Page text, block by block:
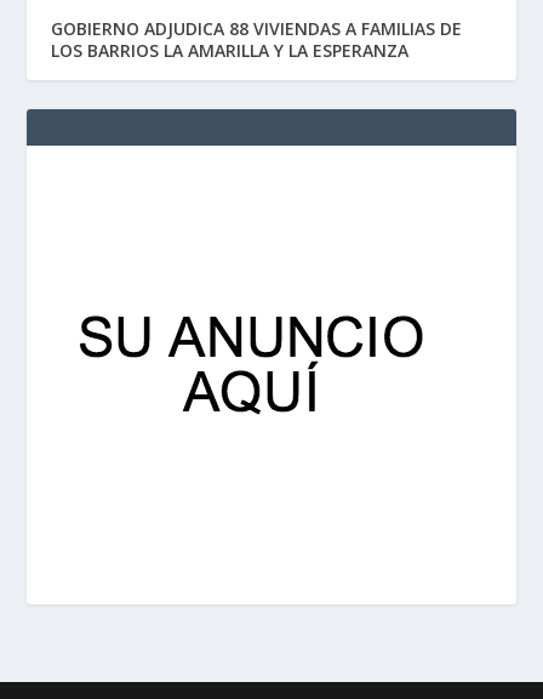
GOBIERNO ADJUDICA 88 VIVIENDAS A FAMILIAS DE
LOS BARRIOS LA AMARILLA Y LA ESPERANZA